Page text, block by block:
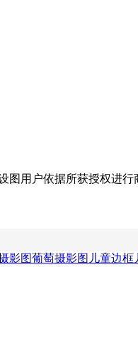
用户依据所获授权进行
影图葡萄摄影图 儿童边框